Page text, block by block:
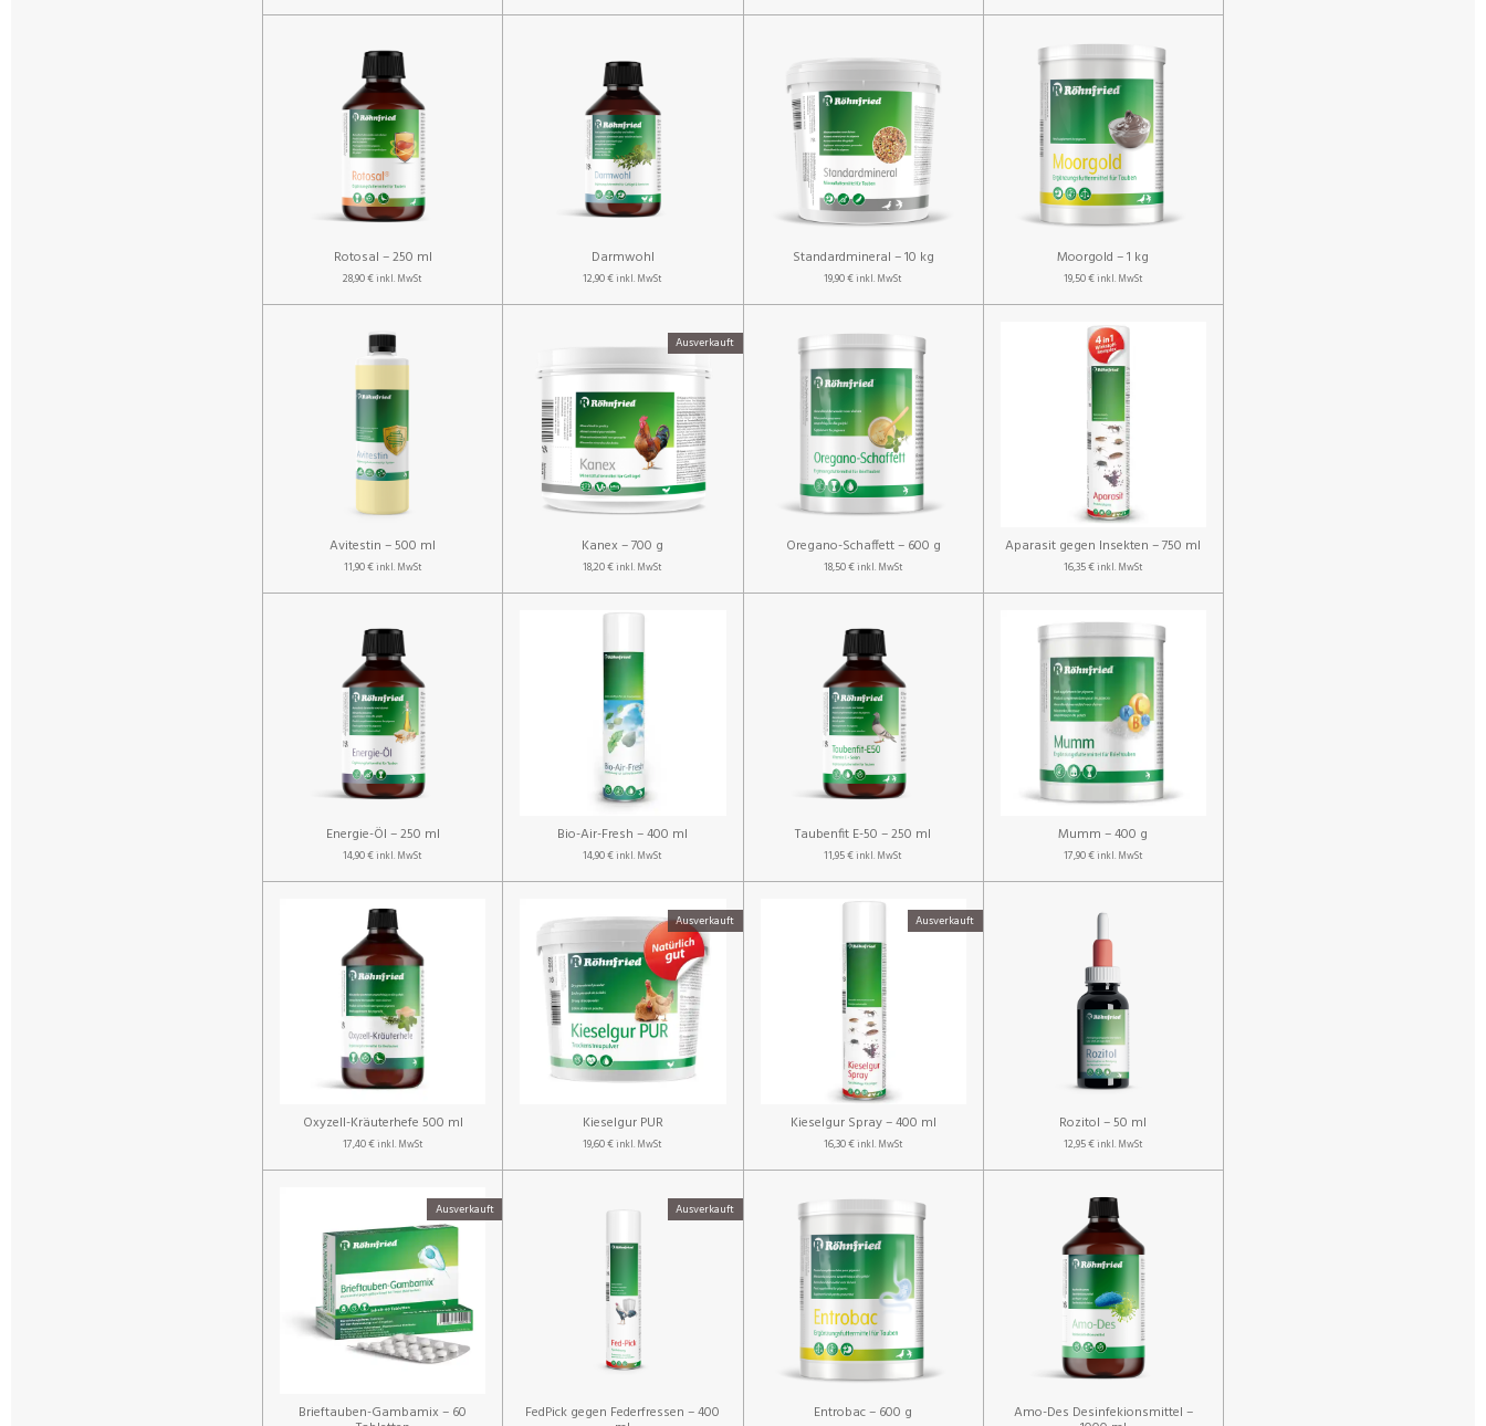
Rotosal – 250 ml
28,90 €inkl. MwSt
Darmwohl
12,90 €inkl. MwSt
Standardmineral – 10 kg
19,90 €inkl. MwSt
Moorgold – 1 kg
19,50 €inkl. MwSt
Avitestin – 500 ml
11,90 €inkl. MwSt
Ausverkauft
Kanex – 700 g
18,20 €inkl. MwSt
Oregano-Schaffett – 600 g
18,50 €inkl. MwSt
Aparasit gegen Insekten – 750 ml
16,35 €inkl. MwSt
Energie-Öl – 250 ml
14,90 €inkl. MwSt
Bio-Air-Fresh – 400 ml
14,90 €inkl. MwSt
Taubenfit E-50 – 250 ml
11,95 €inkl. MwSt
Mumm – 400 g
17,90 €inkl. MwSt
Oxyzell-Kräuterhefe 500 ml
17,40 €inkl. MwSt
Ausverkauft
Kieselgur PUR
19,60 €inkl. MwSt
Ausverkauft
Kieselgur Spray – 400 ml
16,30 €inkl. MwSt
Rozitol – 50 ml
12,95 €inkl. MwSt
Ausverkauft
Brieftauben-Gambamix – 60
Ausverkauft
FedPick gegen Federfressen – 400 Entrobac – 600 g Amo-Des Desinfekionsmittel –